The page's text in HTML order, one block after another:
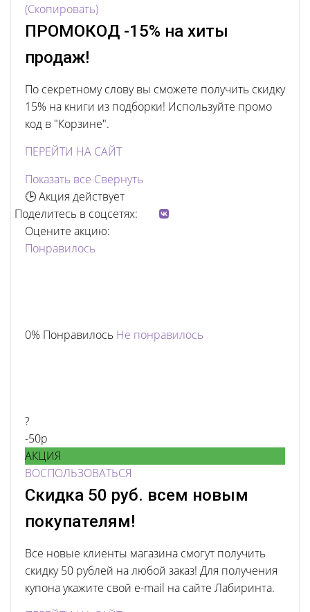
(Скопировать)
ПРОМОКОД -15% на хиты
продаж!
По секретному слову вы сможете получить скидку
15% на книги из подборки! Используйте промо
код в "Корзине".
ПЕРЕЙТИ НА САЙТ
Показать все Свернуть
🕒 Акция действует
Поделитесь в соцсетях:
Оцените акцию:
Понравилось
0% Понравилось Не понравилось
?
-50р
АКЦИЯ
ВОСПОЛЬЗОВАТЬСЯ
Скидка 50 руб. всем новым
покупателям!
Все новые клиенты магазина смогут получить
скидку 50 рублей на любой заказ! Для получения
купона укажите свой e-mail на сайте Лабиринта.